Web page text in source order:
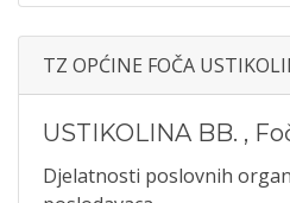
TZ OPĆINE FOČA
USTIKOLINA BB. ,
Djelatnosti poslovnih